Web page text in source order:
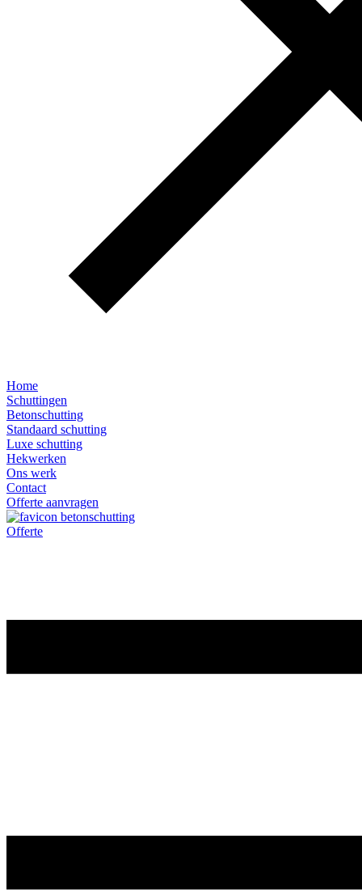
Home
Schuttingen
Betonschutting
Standaard schutting
Luxe schutting
Hekwerken
Ons werk
Contact
Offerte aanvragen
Offerte